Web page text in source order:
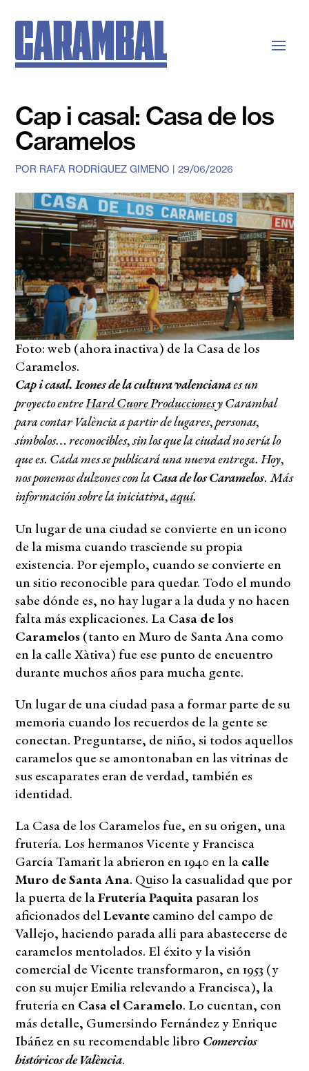
Cap i casal: Casa de los
Caramelos
POR RAFA RODRÍGUEZ GIMENO | 29/06/2026
Foto: web (ahora inactiva) de la Casa de los
Caramelos.
Cap i casal.Icones de la cultura valencianaes un
proyecto entreHard Cuore Produccionesy Carambal
para contar València a partir de lugares, personas,
símbolos… reconocibles, sin los que la ciudad no sería lo
que es. Cada mes se publicará una nueva entrega. Hoy,
nos ponemos dulzones con laCasa de los Caramelos. Más
información sobre la iniciativa,aquí.
Un lugar de una ciudad se convierte en un icono
de la misma cuando trasciende su propia
existencia. Por ejemplo, cuando se convierte en
un sitio reconocible para quedar. Todo el mundo
sabe dónde es, no hay lugar a la duda y no hacen
falta más explicaciones. La Casa de los
Caramelos (tanto en Muro de Santa Ana como
en la calle Xàtiva) fue ese punto de encuentro
durante muchos años para mucha gente.
Un lugar de una ciudad pasa a formar parte de su
memoria cuando los recuerdos de la gente se
conectan. Preguntarse, de niño, si todos aquellos
caramelos que se amontonaban en las vitrinas de
sus escaparates eran de verdad, también es
identidad.
La Casa de los Caramelos fue, en su origen, una
frutería. Los hermanos Vicente y Francisca
García Tamarit la abrieron en 1940 en la calle
Muro de Santa Ana. Quiso la casualidad que por
la puerta de laFrutería Paquita pasaran los
aficionados delLevante camino del campo de
Vallejo, haciendo parada allí para abastecerse de
caramelos mentolados. El éxito y la visión
comercial de Vicente transformaron, en 1953 (y
con su mujer Emilia relevando a Francisca), la
frutería en Casa el Caramelo. Lo cuentan, con
más detalle, Gumersindo Fernández y Enrique
Ibáñez en su recomendable libro Comercios
históricos de València.